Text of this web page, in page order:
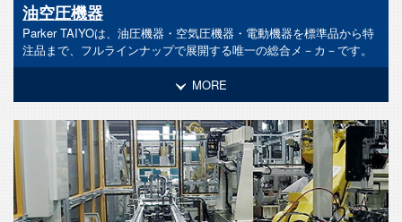
油空圧機器
Parker TAIYOは、油圧機器・空気圧機器・電動機器を標準品から特
注品まで、フルラインナップで展開する唯一の総合メ－カ－です。
MORE